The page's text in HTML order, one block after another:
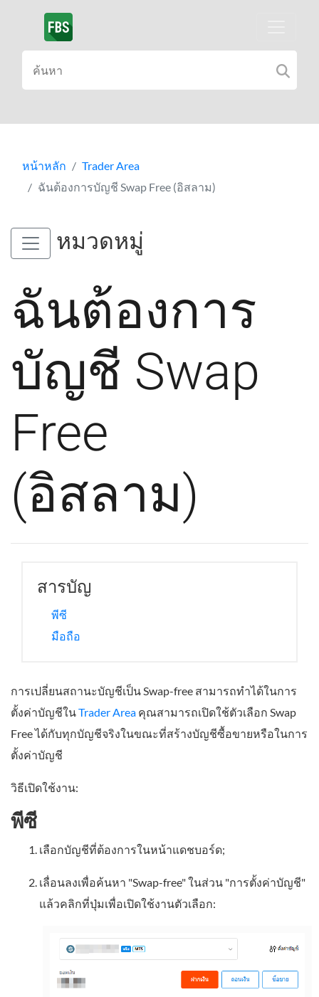
หน้าหลัก
Trader Area
ฉันต้องการบัญชี Swap Free (อิสลาม)
หมวดหมู่
ฉันต้องการ
บัญชี Swap
Free
(อิสลาม)
สารบัญ
พีซี
มือถือ
การเปลี่ยนสถานะบัญชีเป็น Swap-free สามารถทำได้ในการ
ตั้งค่าบัญชีในTrader Area คุณสามารถเปิดใช้ตัวเลือก Swap
Free ได้กับทุกบัญชีจริงในขณะที่สร้างบัญชีซื้อขายหรือในการ
ตั้งค่าบัญชี
วิธีเปิดใช้งาน:
พีซี
เลือกบัญชีที่ต้องการในหน้าแดชบอร์ด;
เลื่อนลงเพื่อค้นหา "Swap-free" ในส่วน "การตั้งค่าบัญชี"
แล้วคลิกที่ปุ่มเพื่อเปิดใช้งานตัวเลือก: